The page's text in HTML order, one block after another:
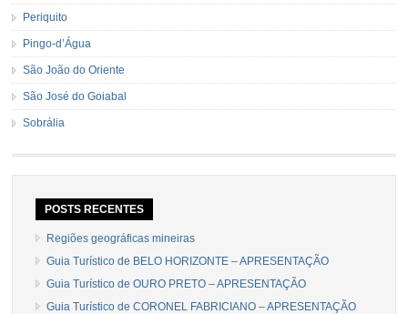
Periquito
Pingo-d’Água
São João do Oriente
São José do Goiabal
Sobrália
POSTS RECENTES
Regiões geográficas mineiras
Guia Turístico de BELO HORIZONTE – APRESENTAÇÃO
Guia Turístico de OURO PRETO – APRESENTAÇÃO
Guia Turístico de CORONEL FABRICIANO – APRESENTAÇÃO